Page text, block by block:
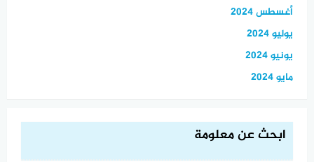
أغسطس 2024
يوليو 2024
يونيو 2024
مايو 2024
ابحث عن معلومة